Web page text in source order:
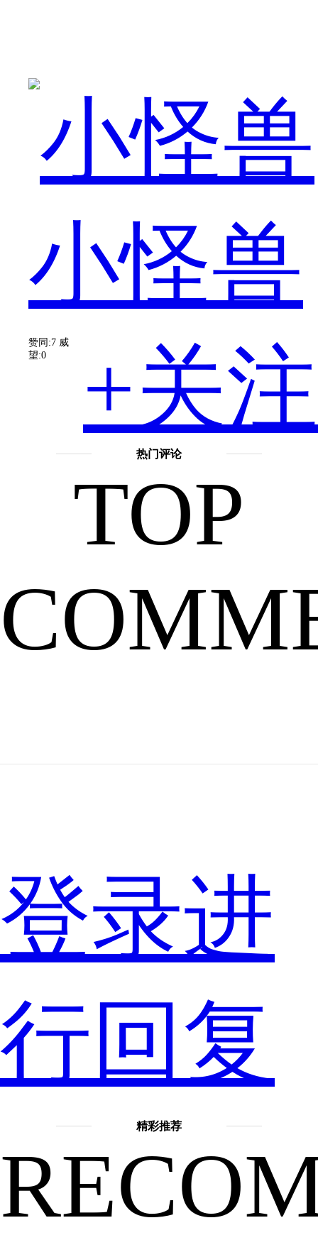
呢？
目
前
正
处
转
会
期，
小怪兽
+关注
赞同:7 威
望:0
热门评论
TOP
登录进
行回复
精彩推荐